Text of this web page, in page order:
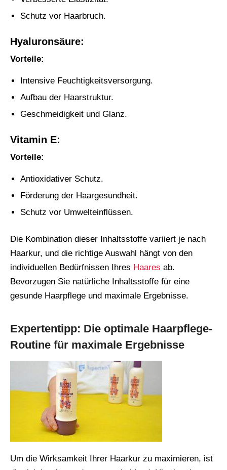
Schutz vor Haarbruch.
Hyaluronsäure:
Vorteile:
Intensive Feuchtigkeitsversorgung.
Aufbau der Haarstruktur.
Geschmeidigkeit und Glanz.
Vitamin E:
Vorteile:
Antioxidativer Schutz.
Förderung der Haargesundheit.
Schutz vor Umwelteinflüssen.
Die Kombination dieser Inhaltsstoffe variiert je nach
Haarkur, und die richtige Auswahl hängt von den
individuellen Bedürfnissen Ihres Haares ab.
Bevorzugen Sie natürliche Inhaltsstoffe für eine
gesunde Haarpflege und maximale Ergebnisse.
Expertentipp: Die optimale Haarpflege-
Routine für maximale Ergebnisse
Um die Wirksamkeit Ihrer Haarkur zu maximieren, ist